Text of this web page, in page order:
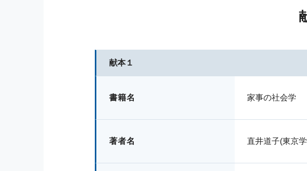
献本１
書籍名 家事の社会学
著者名 直井道子(東京